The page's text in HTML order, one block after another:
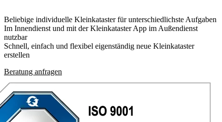
Beliebige individuelle Kleinkataster für unterschiedlichste Aufgaben
Im Innendienst und mit der Kleinkataster App im Außendienst
nutzbar
Schnell, einfach und flexibel eigenständig neue Kleinkataster
erstellen
Beratung anfragen